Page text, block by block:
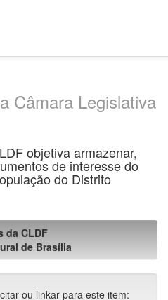
Câmara Legislativa
objetiva armazenar,
de interesse do
do Distrito
da CLDF
de Brasília
ou linkar para este item: